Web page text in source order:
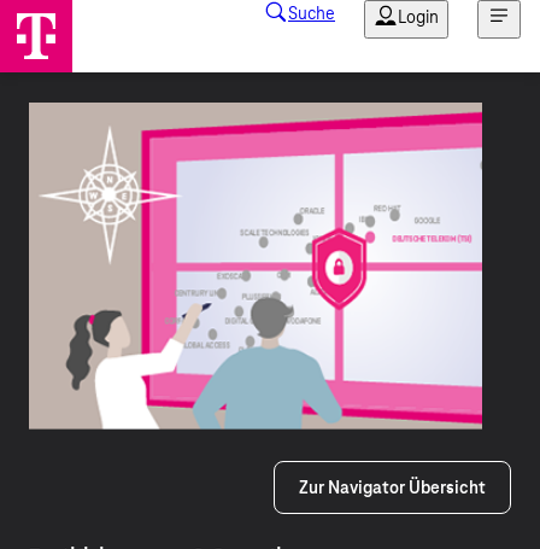
Zur Navigator Übersicht